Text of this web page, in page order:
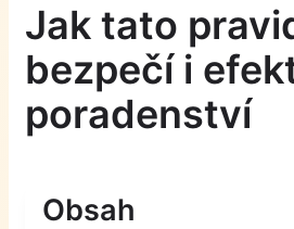
Jak tato
bezpečí i
poradenství
Obsah